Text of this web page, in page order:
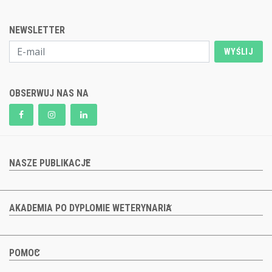
NEWSLETTER
WYŚLIJ
OBSERWUJ NAS NA
NASZE PUBLIKACJE
AKADEMIA PO DYPLOMIE WETERYNARIA
POMOC